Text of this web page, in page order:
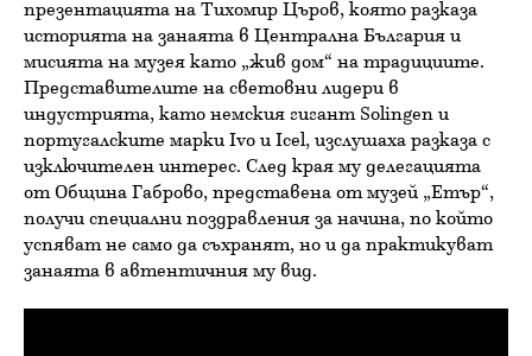
презентацията на Тихомир Църов, която разказа
историята на занаята в Централна България и
мисията на музея като „жив дом“ на традициите.
Представителите на световни лидери в
индустрията, като немския гигант Solingen и
португалските марки Ivo и Icel, изслушаха разказа с
изключителен интерес. След края му делегацията
от Община Габрово, представена от музей „Етър“,
получи специални поздравления за начина, по който
успяват не само да съхранят, но и да практикуват
занаята в автентичния му вид.